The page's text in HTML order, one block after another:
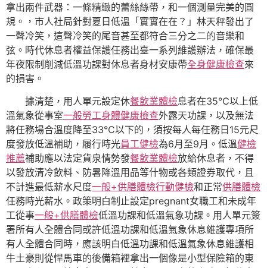
拿出兩件武器：一條精緻的蕾絲絲帶，和一個測量完美的圓
規。，市人社局針對夏日低溫「實實在在？」林天秤發出了
一聲冷笑，這聲冷笑的尾音甚至都符合三分之二的音樂和
弦。時代休息者權益保護任務出臺一系列維護辦法，確保最
年夜限制削減低溫功課對休息者身材安康帶全身健康檢查來
的損害。
據清楚，用人單元設定休餐飲業體檢息者在35℃以上低
溫氣象從事室一般勞工身體健康檢查外露天功課，以及無法
將任務場合溫度降至33℃以下的，須按每人每任務日15元尺
度發放低溫補助，履行時光員工健檢為6月至9月。低溫健檢
推薦補助應以法定貨泉情勢發餐飲業體檢放給休息者，不得
以發放清冷飲料、防暑降溫用品等什物或各類證券取代，且
不計進最低薪水尺度一般+供膳體檢行動健檢和正常供膳體檢
任務時光薪水。政策明白制止設定pregnant女職工和未成年
工從事一般+供膳體檢低溫功課和低溫氣象功課。用人單元簽
署所有人全體合同或許低溫功課和低溫氣象休息維護專項所
有人全體合同時，應該明白低溫功課和低溫氣象休息維護相
牛土豪則從悍馬車的後備箱裡拿出一個像是小型保險箱的東